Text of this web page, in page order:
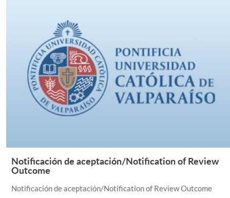
Leer Más +
Notificación de aceptación/Notification of Review
Outcome
Notificación de aceptación/Notification of Review Outcome